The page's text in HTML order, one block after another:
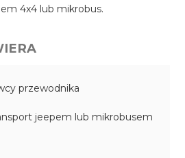
4x4 lub mikrobus.
przewodnika
jeepem lub mikrobusem